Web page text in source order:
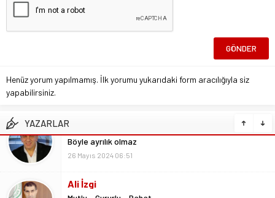
Henüz yorum yapılmamış. İlk yorumu yukarıdaki form aracılığıyla siz
yapabilirsiniz.
YAZARLAR
Ali İzgi
Mutlu – Gururlu – Rahat